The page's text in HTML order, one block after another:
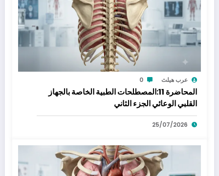
عرب هيلث 0
المحاضرة 11:المصطلحات الطبية الخاصة بالجهاز
القلبي الوعائي الجزء الثاني
25/07/2026